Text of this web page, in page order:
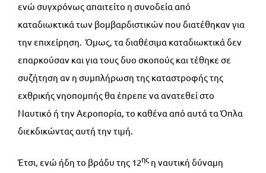
ενώ συγχρόνως απαιτείτο η συνοδεία από
καταδιωκτικά των βομβαρδιστικών που διατέθηκαν για
την επιχείρηση. Όμως, τα διαθέσιμα καταδιωκτικά δεν
επαρκούσαν και για τους δυο σκοπούς και τέθηκε σε
συζήτηση αν η συμπλήρωση της καταστροφής της
εχθρικής νηοπομπής θα έπρεπε να ανατεθεί στο
Ναυτικό ή την Αεροπορία, το καθένα από αυτά τα Όπλα
διεκδικώντας αυτή την τιμή.
Έτσι, ενώ ήδη το βράδυ της 12ης η ναυτική δύναμη